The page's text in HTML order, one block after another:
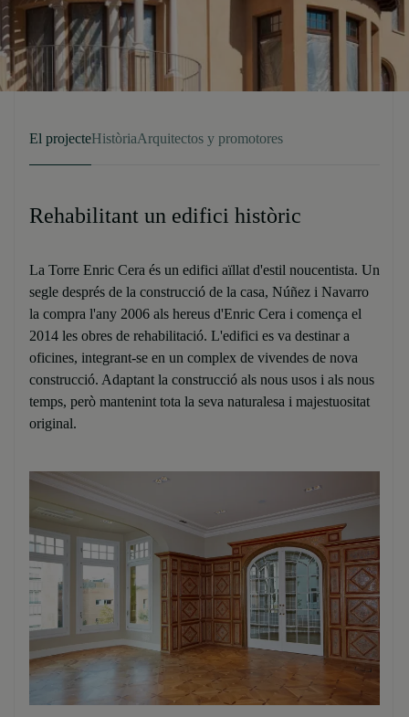
El projecteHistòriaArquitectos y promotores
Rehabilitant un edifici històric
La Torre Enric Cera és un edifici aïllat d'estil noucentista. Un
segle després de la construcció de la casa, Núñez i Navarro
la compra l'any 2006 als hereus d'Enric Cera i comença el
2014 les obres de rehabilitació. L'edifici es va destinar a
oficines, integrant-se en un complex de vivendes de nova
construcció. Adaptant la construcció als nous usos i als nous
temps, però mantenint tota la seva naturalesa i majestuositat
original.